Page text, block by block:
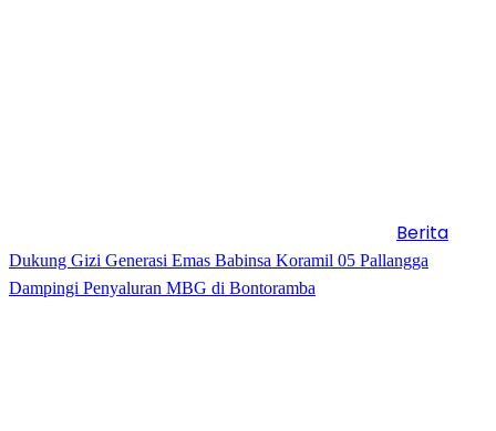
Berita
Dukung Gizi Generasi Emas Babinsa Koramil 05 Pallangga
Dampingi Penyaluran MBG di Bontoramba